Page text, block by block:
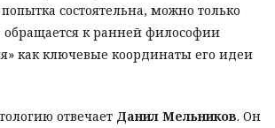
состоятельна, можно только
обращается к ранней философии
как ключевые координаты его идеи
отвечает Данил Мельников. Он